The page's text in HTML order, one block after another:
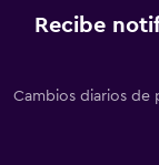
Recibe
Cambios diarios de